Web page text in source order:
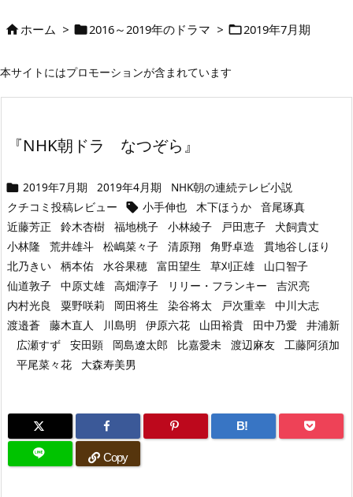
ホーム > 2016～2019年のドラマ > 2019年7月期
本サイトにはプロモーションが含まれています
『NHK朝ドラ なつぞら』
 2019年7月期 2019年4月期
NHK朝の連続テレビ小説
クチコミ投稿レビュー
 小手伸也 木下ほうか
音尾琢真
近藤芳正
鈴木杏樹 福地桃子 小林綾子 戸田恵子
犬飼貴丈
小林隆
荒井雄斗 松嶋菜々子 清原翔 角野卓造
貫地谷しほり
北乃きい
柄本佑 水谷果穂 富田望生 草刈正雄
山口智子
仙道敦子
中原丈雄 高畑淳子 リリー・フランキー
吉沢亮
内村光良
粟野咲莉 岡田将生 染谷将太 戸次重幸
中川大志
渡邉蒼
藤木直人 川島明 伊原六花 山田裕貴 田中乃愛
井浦新
広瀬すず
安田顕 岡島遼太郎 比嘉愛未 渡辺麻友
工藤阿須加
平尾菜々花
大森寿美男
B!
Copy